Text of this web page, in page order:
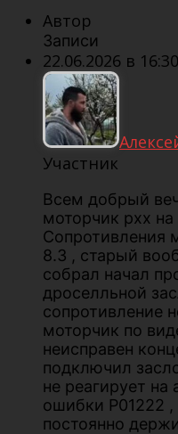
Автор
Записи
22.06.2026 в 16:30
Участник
Всем добрый
моторчик рхх
Сопротивления
8.3 , старый
собрал начал
дроселльной
сопротивление
моторчик по
неисправен
подключил
не реагирует
ошибки Р01222
постоянно